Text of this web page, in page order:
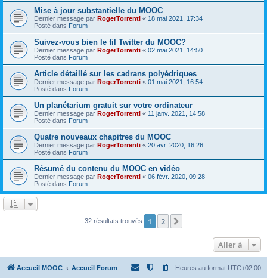
Mise à jour substantielle du MOOC
Dernier message par RogerTorrenti « 18 mai 2021, 17:34
Posté dans Forum
Suivez-vous bien le fil Twitter du MOOC?
Dernier message par RogerTorrenti « 02 mai 2021, 14:50
Posté dans Forum
Article détaillé sur les cadrans polyédriques
Dernier message par RogerTorrenti « 01 mai 2021, 16:54
Posté dans Forum
Un planétarium gratuit sur votre ordinateur
Dernier message par RogerTorrenti « 11 janv. 2021, 14:58
Posté dans Forum
Quatre nouveaux chapitres du MOOC
Dernier message par RogerTorrenti « 20 avr. 2020, 16:26
Posté dans Forum
Résumé du contenu du MOOC en vidéo
Dernier message par RogerTorrenti « 06 févr. 2020, 09:28
Posté dans Forum
32 résultats trouvés 1 2
Aller à
Accueil MOOC Accueil Forum Heures au format UTC+02:00